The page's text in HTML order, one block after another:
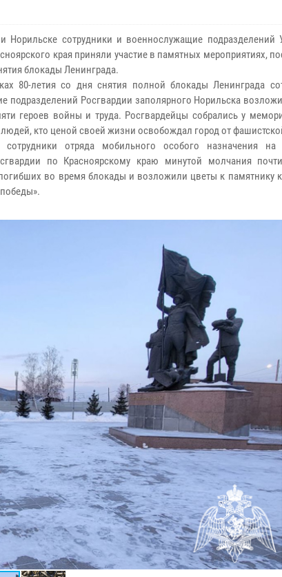
Норильске сотрудники и военнослужащие подразделений
края приняли участие в памятных мероприятиях,
блокады Ленинграда.
80-летия со дня снятия полной блокады Ленинграда
подразделений Росгвардии заполярного Норильска
героев войны и труда. Росгвардейцы собрались у
людей, кто ценой своей жизни освобождал город от
сотрудники отряда мобильного особого назначения на
по Красноярскому краю минутой молчания
во время блокады и возложили цветы к памятнику